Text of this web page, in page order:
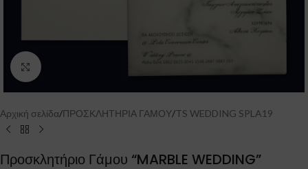
Click to enlarge
Αρχική σελίδα/ΠΡΟΣΚΛΗΤΗΡΙΑ ΓΑΜΟΥ/TS WEDDING SPLA19
Προσκλητήριο Γάμου “MARBLE WEDDING”